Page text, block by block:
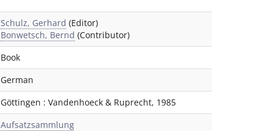
Schulz, Gerhard (Editor)
Bonwetsch, Bernd (Contributor)
Book
German
Göttingen : Vandenhoeck & Ruprecht, 1985
Aufsatzsammlung